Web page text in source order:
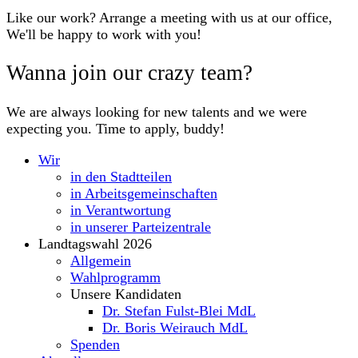
Like our work? Arrange a meeting with us at our office,
We'll be happy to work with you!
Wanna join our crazy team?
We are always looking for new talents and we were
expecting you. Time to apply, buddy!
Wir
in den Stadtteilen
in Arbeitsgemeinschaften
in Verantwortung
in unserer Parteizentrale
Landtagswahl 2026
Allgemein
Wahlprogramm
Unsere Kandidaten
Dr. Stefan Fulst-Blei MdL
Dr. Boris Weirauch MdL
Spenden